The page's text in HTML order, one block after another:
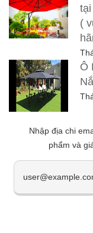
(
Ô
Nhập địa chi
phẩm và